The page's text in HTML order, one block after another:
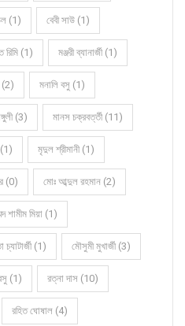
(1) বেবী সাউ (1)
রিমি (1) মঞ্জরী ব্যানার্জী (1)
(2) মনালি বসু (1)
(3) মানস চক্রবর্ত্তী (11)
(1) মৃদুল শ্রীমানী (1)
(0) মোঃ আব্দুল রহমান (2)
শামীম মিয়া (1)
চ্যাটার্জী (1) মৌসুমী মুখার্জী (3)
(1) রত্না দাস (10)
রহিত ঘোষাল (4)